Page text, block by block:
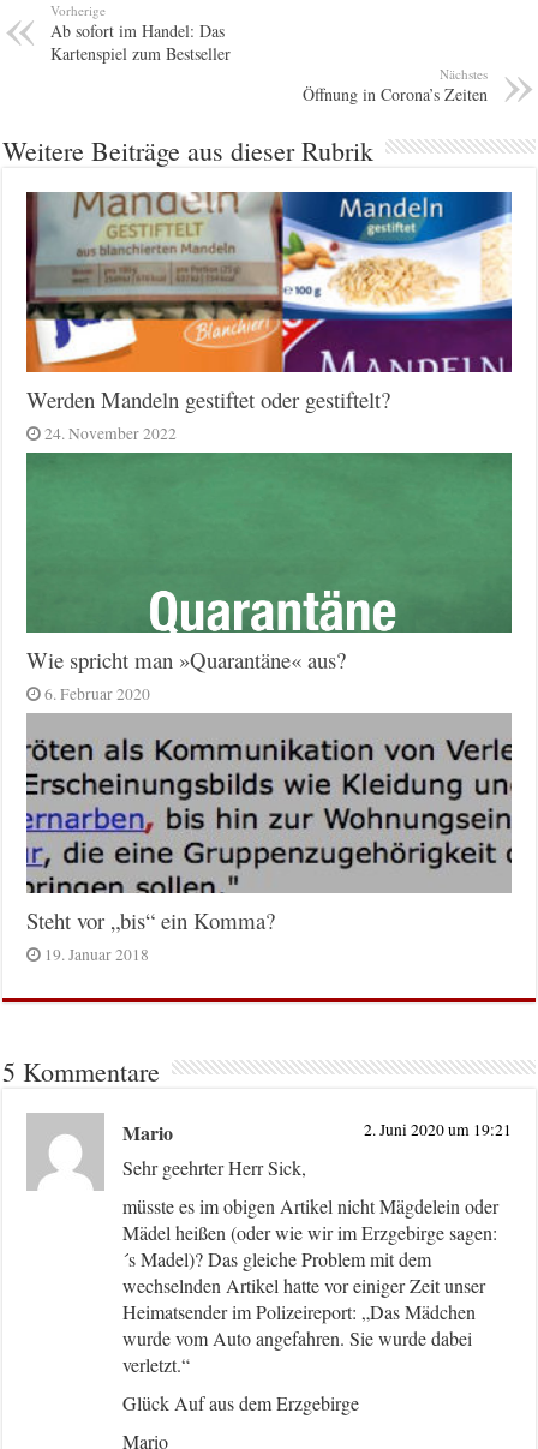
Vorherige
Ab sofort im Handel: Das
Kartenspiel zum Bestseller
Nächstes
Öffnung in Corona’s Zeiten
Weitere Beiträge aus dieser Rubrik
Werden Mandeln gestiftet oder gestiftelt?
24. November 2022
Wie spricht man »Quarantäne« aus?
6. Februar 2020
Steht vor „bis“ ein Komma?
19. Januar 2018
5 Kommentare
Mario 2. Juni 2020 um 19:21
Sehr geehrter Herr Sick,
müsste es im obigen Artikel nicht Mägdelein oder
Mädel heißen (oder wie wir im Erzgebirge sagen:
´s Madel)? Das gleiche Problem mit dem
wechselnden Artikel hatte vor einiger Zeit unser
Heimatsender im Polizeireport: „Das Mädchen
wurde vom Auto angefahren. Sie wurde dabei
verletzt.“
Glück Auf aus dem Erzgebirge
Mario